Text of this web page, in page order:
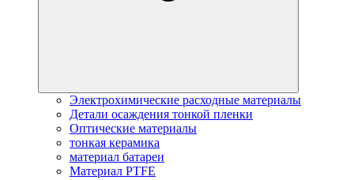
Электрохимические расходные материалы
Детали осаждения тонкой пленки
Оптические материалы
тонкая керамика
материал батареи
Материал PTFE